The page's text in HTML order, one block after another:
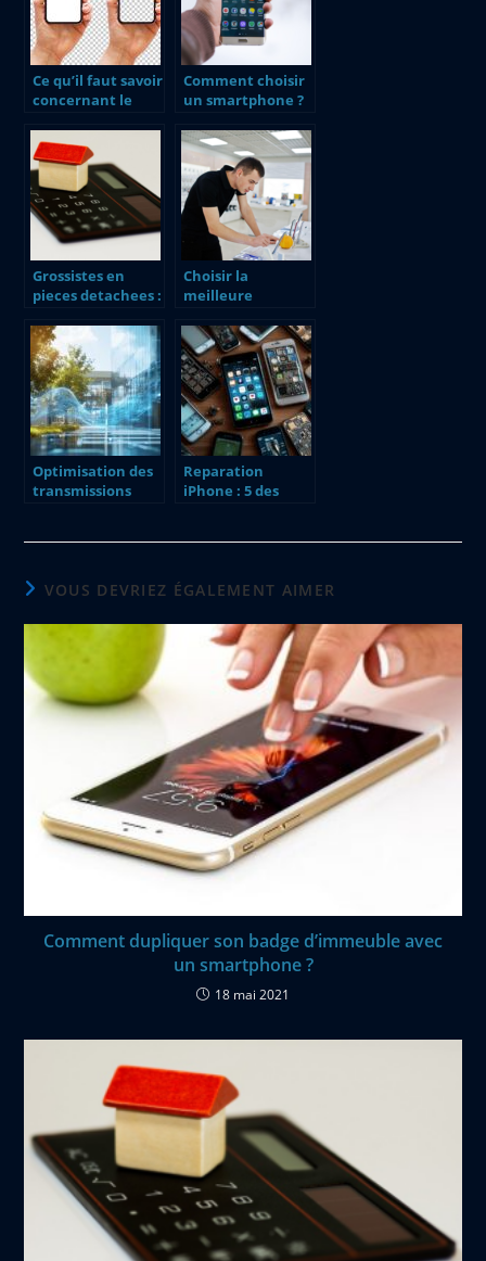
Ce qu’il faut savoir
concernant le
Comment choisir
un smartphone ?
Grossistes en
pieces detachees :
chaine
d’approvisionnem
ent
Choisir la
meilleure
tech : guide et
conseils
Optimisation des
transmissions
Reparation
iPhone : 5 des
VOUS DEVRIEZ ÉGALEMENT AIMER
Comment dupliquer son badge d’immeuble avec
un smartphone ?
18 mai 2021